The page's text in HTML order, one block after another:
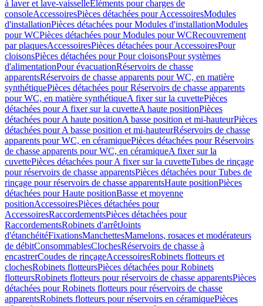
à laver et lave-vaisselleEléments pour charges de
consoleAccessoiresPièces détachées pour AccessoiresModules
d'installationPièces détachées pour Modules d'installationModules
pour WCPièces détachées pour Modules pour WCRecouvrement
par plaquesAccessoiresPièces détachées pour AccessoiresPour
cloisonsPièces détachées pour Pour cloisonsPour systèmes
d'alimentationPour évacuationRéservoirs de chasse
apparentsRéservoirs de chasse apparents pour WC, en matière
synthétiquePièces détachées pour Réservoirs de chasse apparents
pour WC, en matière synthétiqueA fixer sur la cuvettePièces
détachées pour A fixer sur la cuvetteA haute positionPièces
détachées pour A haute positionA basse position et mi-hauteurPièces
détachées pour A basse position et mi-hauteurRéservoirs de chasse
apparents pour WC, en céramiquePièces détachées pour Réservoirs
de chasse apparents pour WC, en céramiqueA fixer sur la
cuvettePièces détachées pour A fixer sur la cuvetteTubes de rinçage
pour réservoirs de chasse apparentsPièces détachées pour Tubes de
rinçage pour réservoirs de chasse apparentsHaute positionPièces
détachées pour Haute positionBasse et moyenne
positionAccessoiresPièces détachées pour
AccessoiresRaccordementsPièces détachées pour
RaccordementsRobinets d'arrêtJoints
d'étanchéitéFixationsManchettesMamelons, rosaces et modérateurs
de débitConsommablesClochesRéservoirs de chasse à
encastrerCoudes de rinçageAccessoiresRobinets flotteurs et
clochesRobinets flotteursPièces détachées pour Robinets
flotteursRobinets flotteurs pour réservoirs de chasse apparentsPièces
détachées pour Robinets flotteurs pour réservoirs de chasse
apparentsRobinets flotteurs pour réservoirs en céramiquePièces